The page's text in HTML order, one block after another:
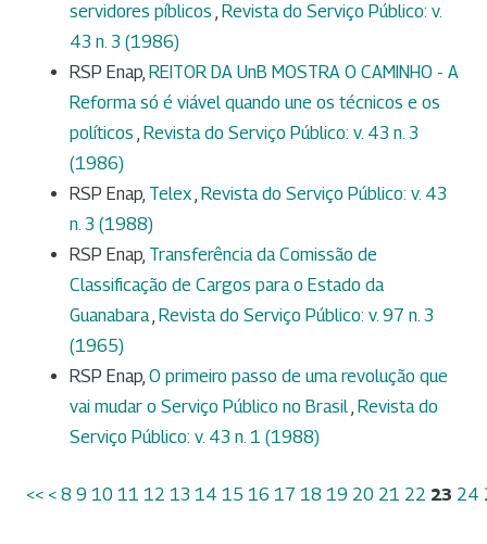
servidores píblicos Revista do Serviço Público: v.
43 n. 3 (1986)
RSP Enap, REITOR DA UnB MOSTRA O CAMINHO - A
Reforma só é viável quando une os técnicos e os
políticos Revista do Serviço Público: v. 43 n. 3
(1986)
RSP Enap, Telex Revista do Serviço Público: v. 43
n. 3 (1988)
RSP Enap, Transferência da Comissão de
Classificação de Cargos para o Estado da
Guanabara Revista do Serviço Público: v. 97 n. 3
(1965)
RSP Enap, O primeiro passo de uma revolução que
vai mudar o Serviço Público no Brasil Revista do
Serviço Público: v. 43 n. 1 (1988)
<< < 8 9 10 11 12 13 14 15 16 17 18 19 20 21 22 23 24